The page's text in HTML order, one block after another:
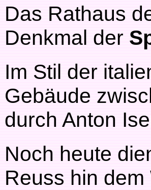
Das Rathaus
Denkmal der
Im Stil der
Gebäude
durch Anton
Noch heute
Reuss hin